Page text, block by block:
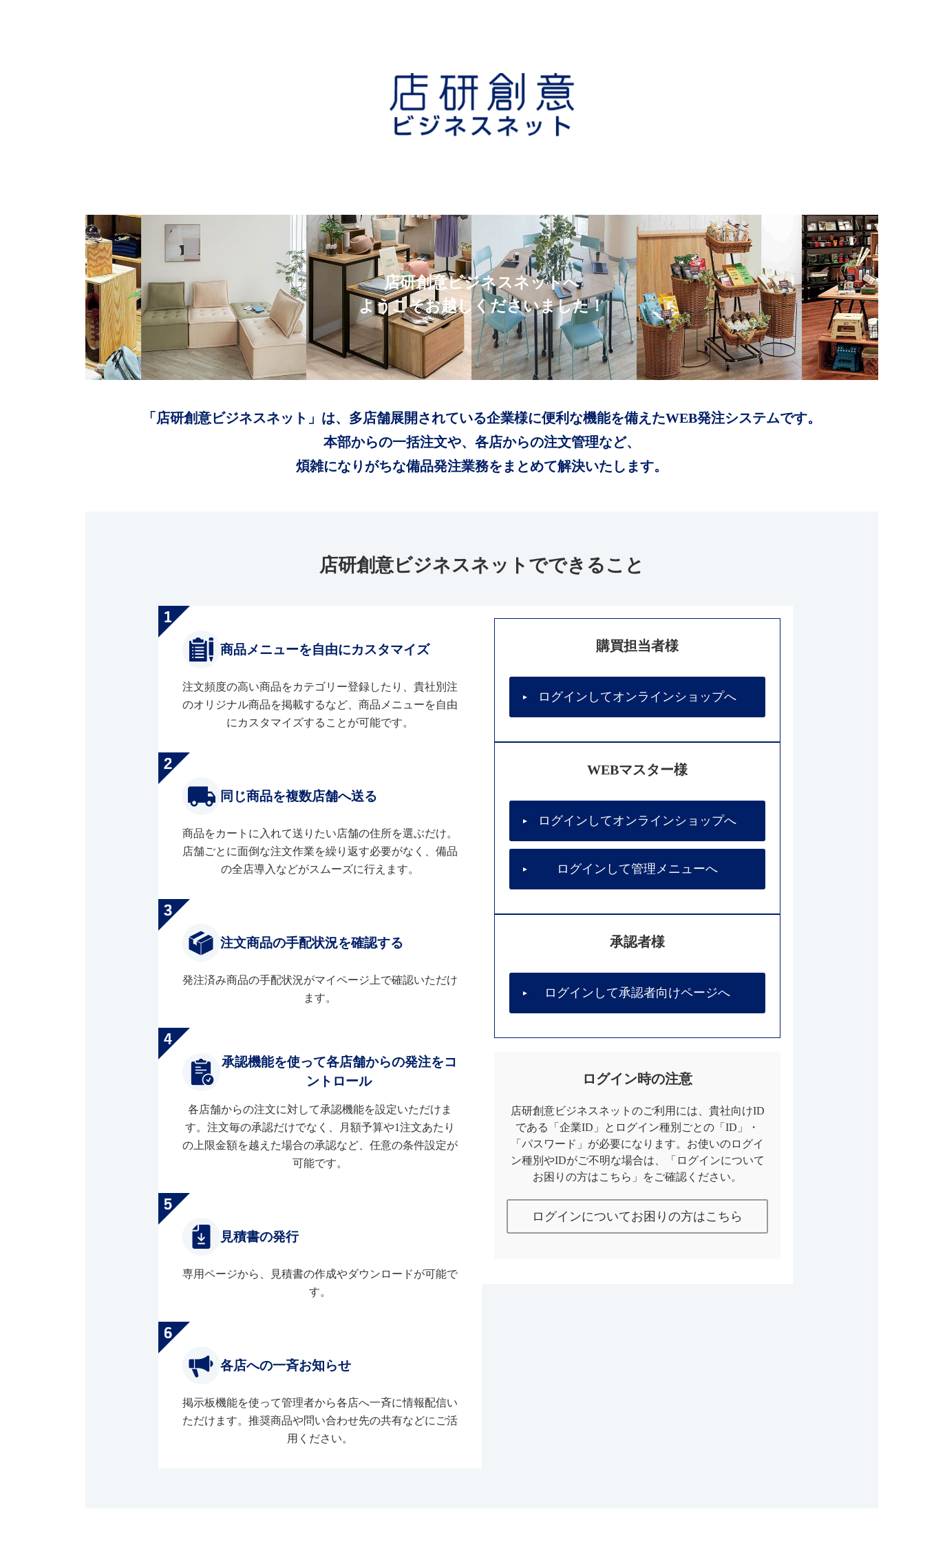
店研創意ビジネスネットへ
ようこそお越しくださいました！
「店研創意ビジネスネット」は、多店舗展開されている企業様に便利な機能を備えたWEB発注システムです。
本部からの一括注文や、各店からの注文管理など、
煩雑になりがちな備品発注業務をまとめて解決いたします。
店研創意ビジネスネットでできること
商品メニューを自由にカスタマイズ
注文頻度の高い商品をカテゴリー登録したり、貴社別注
のオリジナル商品を掲載するなど、商品メニューを自由
にカスタマイズすることが可能です。
同じ商品を複数店舗へ送る
商品をカートに入れて送りたい店舗の住所を選ぶだけ。
店舗ごとに面倒な注文作業を繰り返す必要がなく、備品
の全店導入などがスムーズに行えます。
注文商品の手配状況を確認する
発注済み商品の手配状況がマイページ上で確認いただけ
ます。
承認機能を使って各店舗からの発注をコ
ントロール
各店舗からの注文に対して承認機能を設定いただけま
す。注文毎の承認だけでなく、月額予算や1注文あたり
の上限金額を越えた場合の承認など、任意の条件設定が
可能です。
見積書の発行
専用ページから、見積書の作成やダウンロードが可能で
す。
各店への一斉お知らせ
掲示板機能を使って管理者から各店へ一斉に情報配信い
ただけます。推奨商品や問い合わせ先の共有などにご活
用ください。
購買担当者様
ログインしてオンラインショップへ
WEBマスター様
ログインしてオンラインショップへ
ログインして管理メニューへ
承認者様
ログインして承認者向けページへ
ログイン時の注意
店研創意ビジネスネットのご利用には、貴社向けID
である「企業ID」とログイン種別ごとの「ID」・
「パスワード」が必要になります。お使いのログイ
ン種別やIDがご不明な場合は、「ログインについて
お困りの方はこちら」をご確認ください。
ログインについてお困りの方はこちら